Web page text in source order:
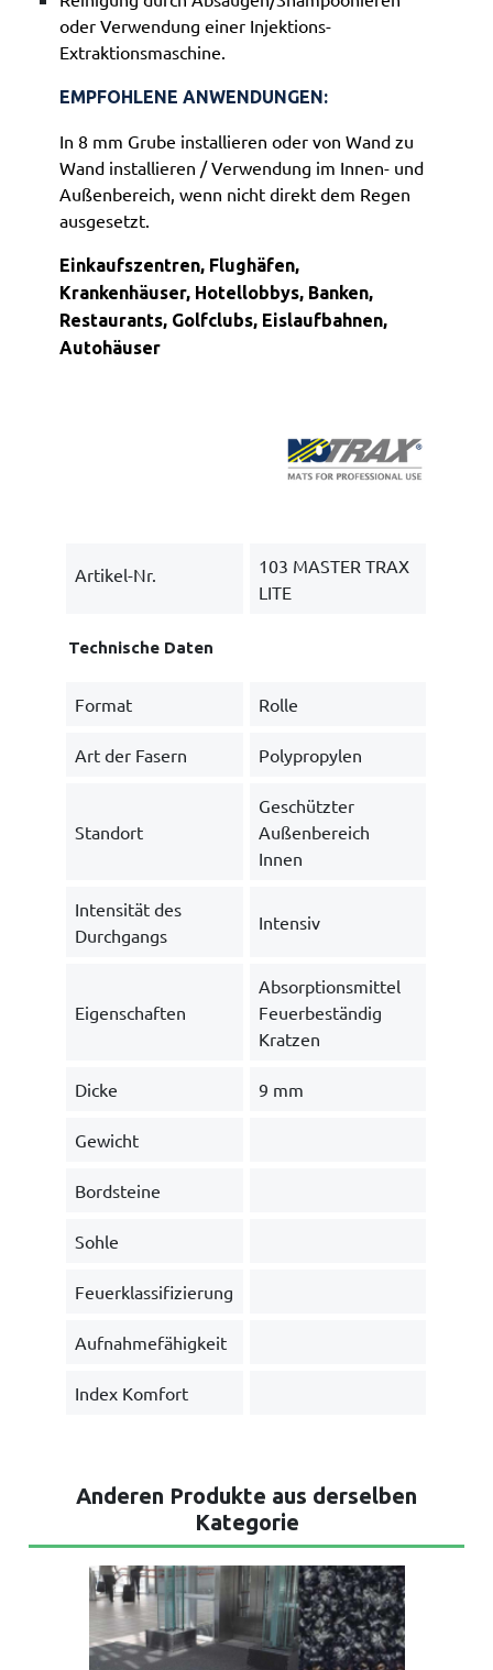
oder Verwendung einer Injektions-
Extraktionsmaschine.
EMPFOHLENE ANWENDUNGEN:
In 8 mm Grube installieren oder von Wand zu
Wand installieren / Verwendung im Innen- und
Außenbereich, wenn nicht direkt dem Regen
ausgesetzt.
Einkaufszentren, Flughäfen,
Krankenhäuser, Hotellobbys, Banken,
Restaurants, Golfclubs, Eislaufbahnen,
Autohäuser
Artikel-Nr.
103 MASTER TRAX
LITE
Technische Daten
Format Rolle
Art der Fasern Polypropylen
Standort
Geschützter
Außenbereich
Innen
Intensität des
Durchgangs
Intensiv
Eigenschaften
Absorptionsmittel
Feuerbeständig
Kratzen
Dicke 9 mm
Gewicht
Bordsteine
Sohle
Feuerklassifizierung
Aufnahmefähigkeit
Index Komfort
Anderen Produkte aus derselben
Kategorie